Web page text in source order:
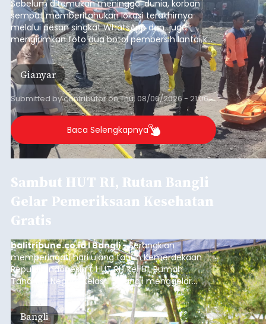
Sebelum ditemukan meninggal dunia, korban
sempat memberitahukan lokasi terakhirnya
melalui pesan singkat WhatsApp dan juga
mengirimkan foto dua botol pembersih lantai ke
istrinya.
Gianyar
Submitted bycontributoronThu, 08/06/2026 - 21:06
Baca Selengkapnya
Sambut HUT RI, Rutan Bangli
Gelar Pemeriksaan Kesehatan
Gratis
balitribune.co.id I Bangli -Serangkian
memperingati hari ulang tahun Kemerdekaan
Republik Indonesia ( HUT RI) ke-81, Rumah
Tahanan Negara Kelas II B Bangli menggelar
kegiatan pemeriksaan kesehatan gratis, Rabu
(6/8/2026).
Bangli